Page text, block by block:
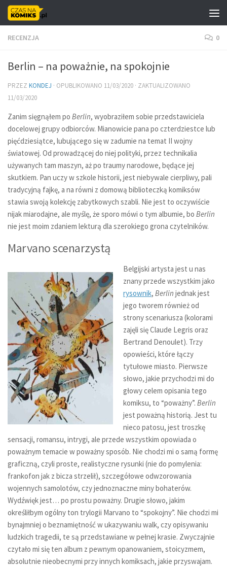
Skip to content
RECENZJA 0
Berlin – na poważnie, na spokojnie
PRZEZ KONDEJ · OPUBLIKOWANO 11/03/2020 · ZAKTUALIZOWANO
11/03/2020
Zanim sięgnąłem po Berlin, wyobraziłem sobie przedstawiciela
docelowej grupy odbiorców. Mianowicie pana po czterdziestce lub
pięćdziesiątce, lubującego się w zadumie na temat II wojny
światowej. Od prowadzącej do niej polityki, przez technikalia
używanych tam maszyn, aż po traumy narodowe, będące jej
skutkiem. Pan uczy w szkole historii, jest niebywale cierpliwy, pali
tradycyjną fajkę, a na równi z domową biblioteczką komiksów
stawia swoją kolekcję zabytkowych szabli. Nie jest to oczywiście
nijak miarodajne, ale myślę, że sporo mówi o tym albumie, bo Berlin
nie jest moim zdaniem lekturą dla szerokiego grona czytelników.
Marvano scenarzystą
Belgijski artysta jest u nas
znany przede wszystkim jako
rysownik, Berlin jednak jest
jego tworem również od
strony scenariusza (kolorami
zajęli się Claude Legris oraz
Bertrand Denoulet). Trzy
opowieści, które łączy
tytułowe miasto. Pierwsze
słowo, jakie przychodzi mi do
głowy celem opisania tego
komiksu, to “poważny”. Berlin
jest poważną historią. Jest tu
nieco patosu, jest troszkę
sensacji, romansu, intrygi, ale przede wszystkim opowiada o
poważnym temacie w poważny sposób. Nie chodzi mi o samą formę
graficzną, czyli proste, realistyczne rysunki (nie do pomylenia:
frankofon jak z bicza strzelił), szczegółowe odwzorowania
wojennych samolotów, czy jednoznaczne miny bohaterów.
Wydźwięk jest… po prostu poważny. Drugie słowo, jakim
określiłbym ogólny ton trylogii Marvano to “spokojny”. Nie chodzi mi
bynajmniej o beznamiętność w ukazywaniu walk, czy opisywaniu
ludzkich tragedii, te są przedstawiane w pełnej krasie. Zwyczajnie
czytało mi się ten album z pewnym opanowaniem, stoicyzmem,
absolutnie nieobecnymi przy innych komiksach, jakie przyswajam.